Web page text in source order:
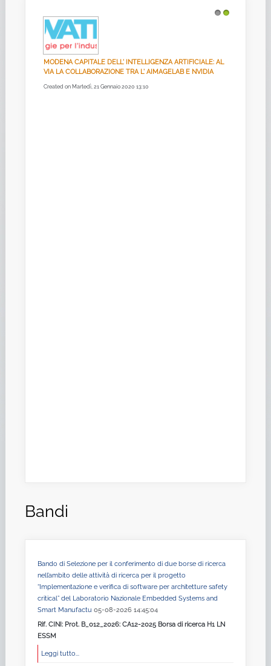
MODENA CAPITALE DELL' INTELLIGENZA ARTIFICIALE: AL
VIA LA COLLABORAZIONE TRA L' AIMAGELAB E NVIDIA
Created on Martedì, 21 Gennaio 2020 13:10
Bandi
Bando di Selezione per il conferimento di due borse di ricerca
nell’ambito delle attività di ricerca per il progetto
“Implementazione e verifica di software per architetture safety
critical” del Laboratorio Nazionale Embedded Systems and
Smart Manufactu 05-08-2026 14:45:04
Rif. CINI: Prot. B_012_2026: CA12-2025 Borsa di ricerca H1 LN
ESSM
Leggi tutto...